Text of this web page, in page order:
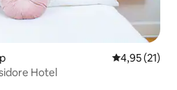
Gemiddelde
4,95 (21)
Hotel